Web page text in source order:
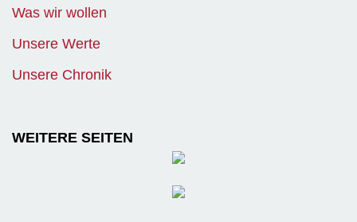
Was wir wollen
Unsere Werte
Unsere Chronik
WEITERE SEITEN